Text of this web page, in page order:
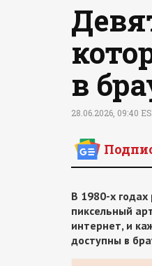
в
28.06.2026, 09:40
В 1980-х
пиксельный
интернет, и
доступны в